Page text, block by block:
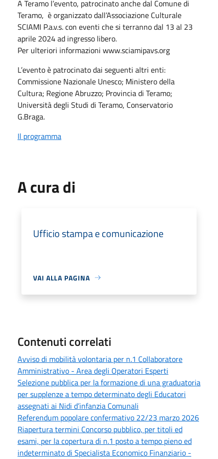
A Teramo l’evento, patrocinato anche dal Comune di
Teramo, è organizzato dall’Associazione Culturale
SCIAMI P.a.v.s. con eventi che si terranno dal 13 al 23
aprile 2024 ad ingresso libero.
Per ulteriori informazioni www.sciamipavs.org
L’evento è patrocinato dai seguenti altri enti:
Commissione Nazionale Unesco; Ministero della
Cultura; Regione Abruzzo; Provincia di Teramo;
Università degli Studi di Teramo, Conservatorio
G.Braga.
Il programma
A cura di
Ufficio stampa e comunicazione
VAI ALLA PAGINA
Contenuti correlati
Avviso di mobilità volontaria per n.1 Collaboratore
Amministrativo - Area degli Operatori Esperti
Selezione pubblica per la formazione di una graduatoria
per supplenze a tempo determinato degli Educatori
assegnati ai Nidi d’infanzia Comunali
Referendum popolare confermativo 22/23 marzo 2026
Riapertura termini Concorso pubblico, per titoli ed
esami, per la copertura di n.1 posto a tempo pieno ed
indeterminato di Specialista Economico Finanziario -